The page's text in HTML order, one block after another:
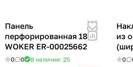
Панель
перфорированная 1800
WOKER ER-00025662
0 0 В наличии: 25
из
0